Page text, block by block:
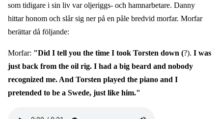
som tidigare i sin liv var oljeriggs- och hamnarbetare. Danny
hittar honom och slår sig ner på en påle bredvid morfar. Morfar
berättar då följande:
Morfar: "Did I tell you the time I took Torsten down (?). I was
just back from the oil rig. I had a big beard and nobody
recognized me. And Torsten played the piano and I
pretended to be a Swede, just like him."